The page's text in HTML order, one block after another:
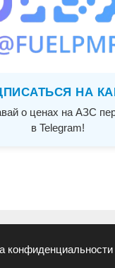
НА
о ценах на АЗС
в Telegram!
конфиденциальности